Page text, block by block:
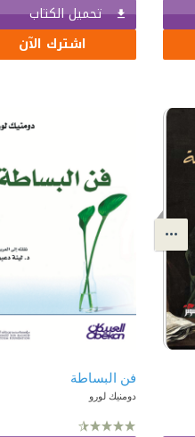
تحميل الكتاب
اشترك الآن
فن البساطة
دومنيك لورو